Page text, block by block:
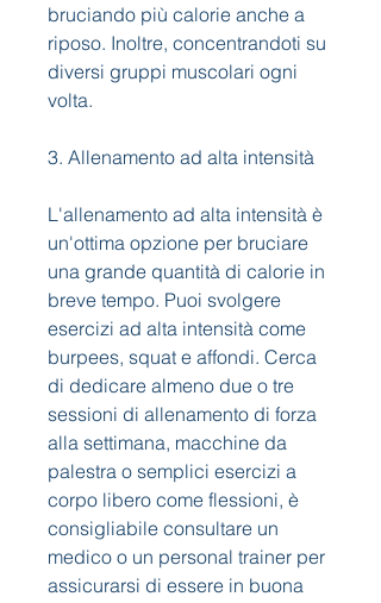
bruciando più calorie anche a
riposo. Inoltre, concentrandoti su
diversi gruppi muscolari ogni
volta.
3. Allenamento ad alta intensità
L'allenamento ad alta intensità è
un'ottima opzione per bruciare
una grande quantità di calorie in
breve tempo. Puoi svolgere
esercizi ad alta intensità come
burpees, squat e affondi. Cerca
di dedicare almeno due o tre
sessioni di allenamento di forza
alla settimana, macchine da
palestra o semplici esercizi a
corpo libero come flessioni, è
consigliabile consultare un
medico o un personal trainer per
assicurarsi di essere in buona